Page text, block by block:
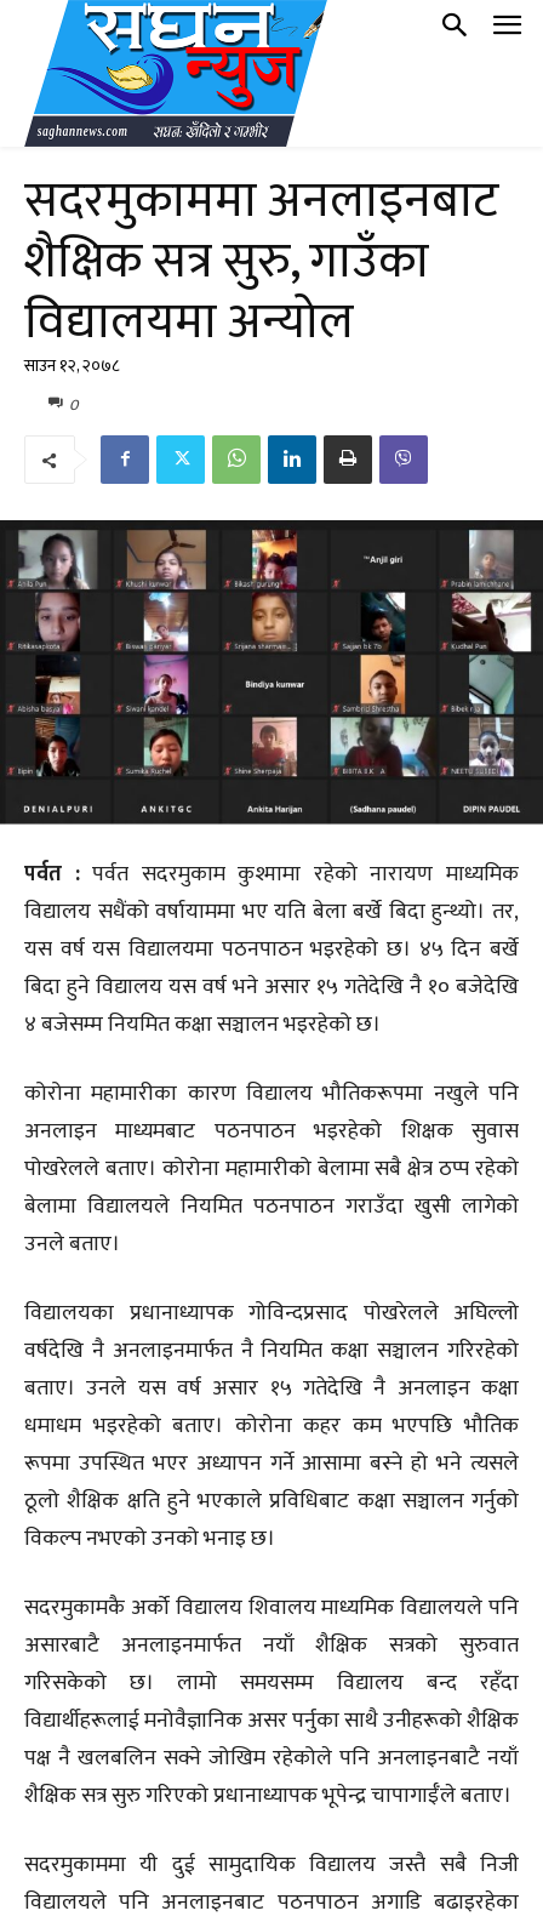
सदरमुकाममा अनलाइनबाट
शैक्षिक सत्र सुरु, गाउँका
विद्यालयमा अन्योल
साउन १२, २०७८
0
पर्वत :पर्वत सदरमुकाम कुश्मामा रहेको नारायण माध्यमिक
विद्यालय सधैंको वर्षायाममा भए यति बेला बर्खे बिदा हुन्थ्यो। तर‚
यस वर्ष यस विद्यालयमा पठनपाठन भइरहेको छ। ४५ दिन बर्खे
बिदा हुने विद्यालय यस वर्ष भने असार १५ गतेदेखि नै १० बजेदेखि
४ बजेसम्म नियमित कक्षा सञ्चालन भइरहेको छ।
कोरोना महामारीका कारण विद्यालय भौतिकरूपमा नखुले पनि
अनलाइन माध्यमबाट पठनपाठन भइरहेको शिक्षक सुवास
पोखरेलले बताए। कोरोना महामारीको बेलामा सबै क्षेत्र ठप्प रहेको
बेलामा विद्यालयले नियमित पठनपाठन गराउँदा खुसी लागेको
उनले बताए।
विद्यालयका प्रधानाध्यापक गोविन्दप्रसाद पोखरेलले अघिल्लो
वर्षदेखि नै अनलाइनमार्फत नै नियमित कक्षा सञ्चालन गरिरहेको
बताए। उनले यस वर्ष असार १५ गतेदेखि नै अनलाइन कक्षा
धमाधम भइरहेको बताए। कोरोना कहर कम भएपछि भौतिक
रूपमा उपस्थित भएर अध्यापन गर्ने आसामा बस्ने हो भने त्यसले
ठूलो शैक्षिक क्षति हुने भएकाले प्रविधिबाट कक्षा सञ्चालन गर्नुको
विकल्प नभएको उनको भनाइ छ।
सदरमुकामकै अर्को विद्यालय शिवालय माध्यमिक विद्यालयले पनि
असारबाटै अनलाइनमार्फत नयाँ शैक्षिक सत्रको सुरुवात
गरिसकेको छ। लामो समयसम्म विद्यालय बन्द रहँदा
विद्यार्थीहरूलाई मनोवैज्ञानिक असर पर्नुका साथै उनीहरूको शैक्षिक
पक्ष नै खलबलिन सक्ने जोखिम रहेकोले पनि अनलाइनबाटै नयाँ
शैक्षिक सत्र सुरु गरिएको प्रधानाध्यापक भूपेन्द्र चापागाईँले बताए।
सदरमुकाममा यी दुई सामुदायिक विद्यालय जस्तै सबै निजी
विद्यालयले पनि अनलाइनबाट पठनपाठन अगाडि बढाइरहेका